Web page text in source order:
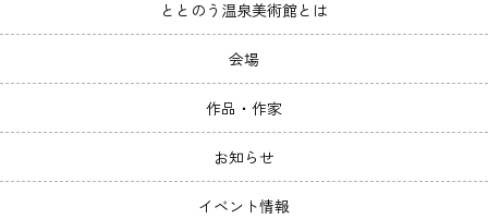
ととのう温泉美術館とは
会場
作品・作家
お知らせ
イベント情報